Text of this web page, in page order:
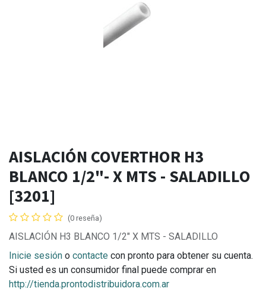
AISLACIÓN COVERTHOR H3
BLANCO 1/2"- X MTS - SALADILLO
[3201]
(0 reseña)
AISLACIÓN H3 BLANCO 1/2" X MTS - SALADILLO
Inicie sesión o contacte con pronto para obtener su cuenta.
Si usted es un consumidor final puede comprar en
http://tienda.prontodistribuidora.com.ar